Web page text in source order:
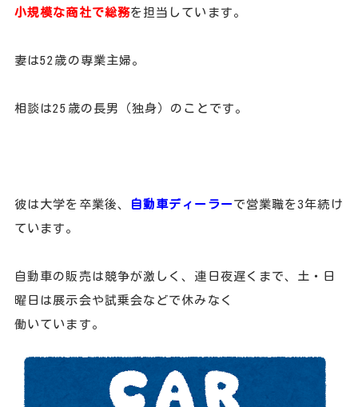
小規模な商社で総務を担当しています。
妻は52歳の専業主婦。
相談は25歳の長男（独身）のことです。
彼は大学を卒業後、 自動車ディーラーで営業職を3年続け
ています。
自動車の販売は競争が激しく、連日夜遅くまで、土・日
曜日は展示会や試乗会などで休みなく
働いています。